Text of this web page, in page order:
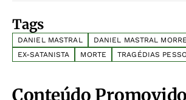
Tags
DANIEL MASTRAL
DANIEL MASTRAL
EX-SATANISTA
MORTE TRAGÉDIAS